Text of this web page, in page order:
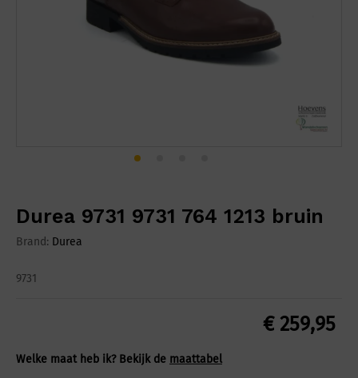
Durea 9731 9731 764 1213 bruin
Brand: Durea
9731
€259,95
Welke maat heb ik? Bekijk de maattabel